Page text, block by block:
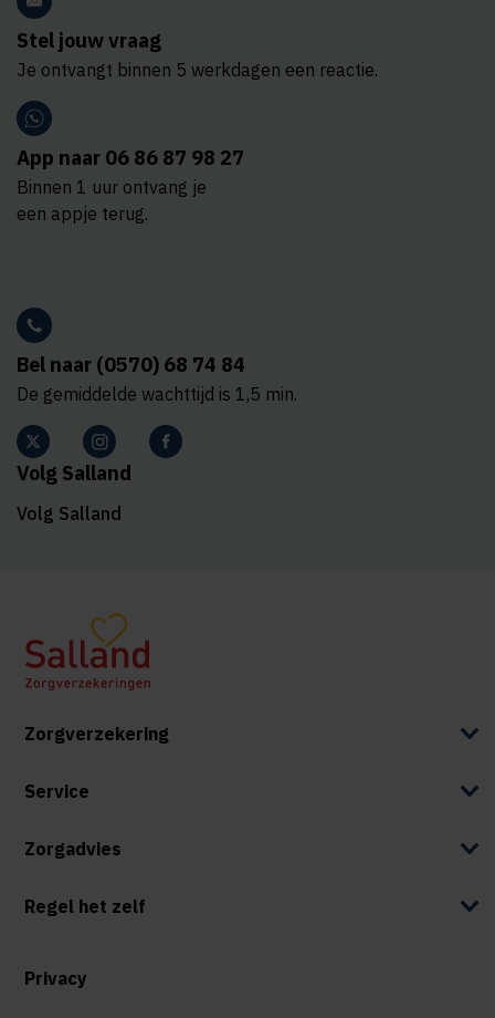
Stel jouw vraag
Je ontvangt binnen 5 werkdagen een reactie.
App naar 06 86 87 98 27
Binnen 1 uur ontvang je
een appje terug.
Bel naar (0570) 68 74 84
De gemiddelde wachttijd is 1,5 min.
Volg Salland
Volg Salland
Zorgverzekering
Service
Zorgadvies
Regel het zelf
Privacy